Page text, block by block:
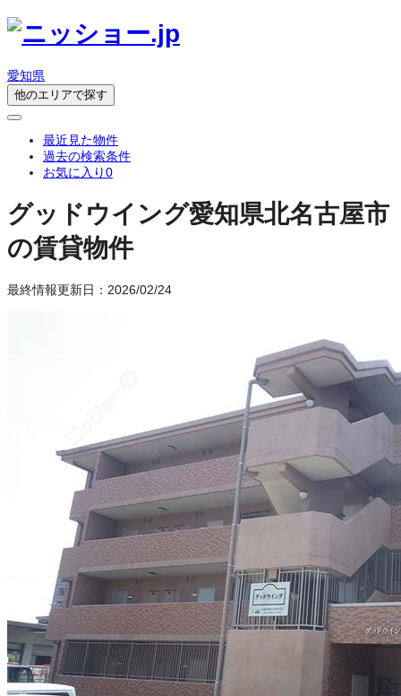
愛知県
他のエリアで探す
最近見た物件
過去の検索条件
お気に入り0
グッドウイング愛知県北名古屋市
の賃貸物件
最終情報更新日：2026/02/24